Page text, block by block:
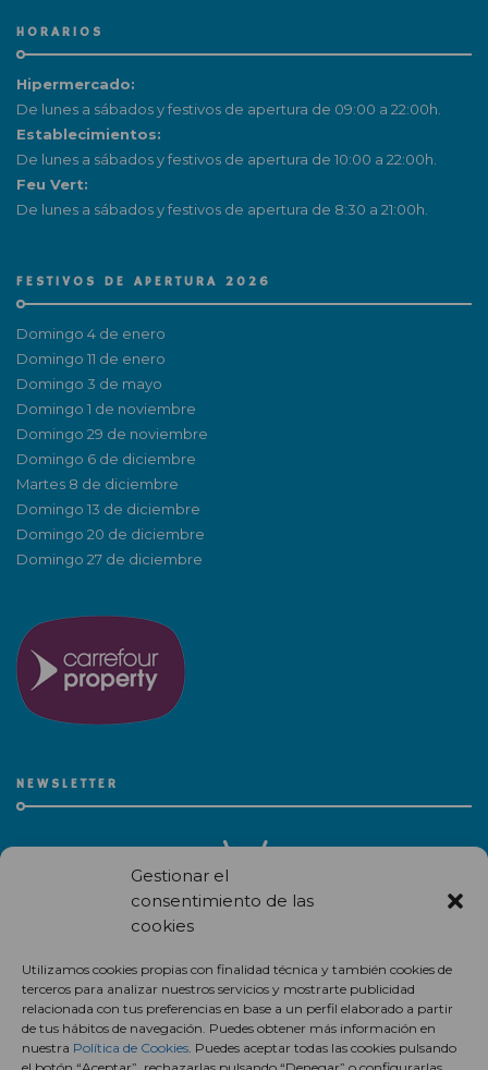
Gestionar el
consentimiento de las
cookies
Utilizamos cookies propias con finalidad técnica y también cookies de
terceros para analizar nuestros servicios y mostrarte publicidad
relacionada con tus preferencias en base a un perfil elaborado a partir
de tus hábitos de navegación. Puedes obtener más información en
nuestra Política de Cookies. Puedes aceptar todas las cookies pulsando
HORARIOS
Hipermercado:
De lunes a sábados y festivos de apertura de 09:00 a 22:00h.
Establecimientos:
De lunes a sábados y festivos de apertura de 10:00 a 22:00h.
Feu Vert:
De lunes a sábados y festivos de apertura de 8:30 a 21:00h.
FESTIVOS DE APERTURA 2026
Domingo 4 de enero
Domingo 11 de enero
Domingo 3 de mayo
Domingo 1 de noviembre
Domingo 29 de noviembre
Domingo 6 de diciembre
Martes 8 de diciembre
Domingo 13 de diciembre
Domingo 20 de diciembre
Domingo 27 de diciembre
NEWSLETTER
centro comercial.
Suscríbete